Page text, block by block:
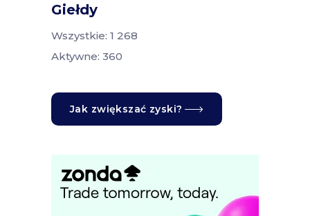
Giełdy
Wszystkie: 1 268
Aktywne: 360
Jak zwiększać zyski?